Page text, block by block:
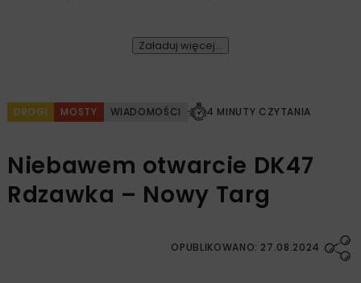
Załaduj więcej...
DROGI MOSTY WIADOMOŚCI 4 MINUTY CZYTANIA
Niebawem otwarcie DK47
Rdzawka – Nowy Targ
OPUBLIKOWANO: 27.08.2024